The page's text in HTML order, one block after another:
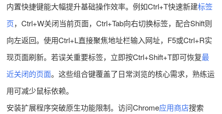
内置快捷键能大幅提升基础操作效率。例如Ctrl+T快速新建标签
页，Ctrl+W关闭当前页面，Ctrl+Tab向右切换标签，配合Shift则
向左返回。使用Ctrl+L直接聚焦地址栏输入网址，F5或Ctrl+R实
现页面刷新。若误关重要标签，立即按Ctrl+Shift+T即可恢复最
近关闭的页面。这些组合键覆盖了日常浏览的核心需求，熟练运
用可减少鼠标依赖。
安装扩展程序突破原生功能限制。访问Chrome应用商店搜索